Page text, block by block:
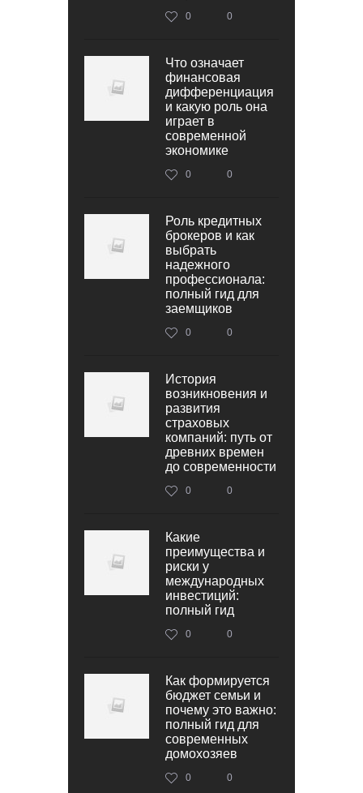
0 0
Что означает
финансовая
дифференциация
и какую роль она
играет в
современной
экономике
0 0
Роль кредитных
брокеров и как
выбрать
надежного
профессионала:
полный гид для
заемщиков
0 0
История
возникновения и
развития
страховых
компаний: путь от
древних времен
до современности
0 0
Какие
преимущества и
риски у
международных
инвестиций:
полный гид
0 0
Как формируется
бюджет семьи и
почему это важно:
полный гид для
современных
домохозяев
0 0